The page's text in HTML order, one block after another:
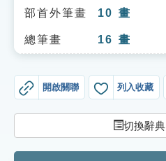
知識索引
單字索引
部首外筆畫 10 畫
總筆畫 16 畫
開啟關聯 列入收藏
切換辭典